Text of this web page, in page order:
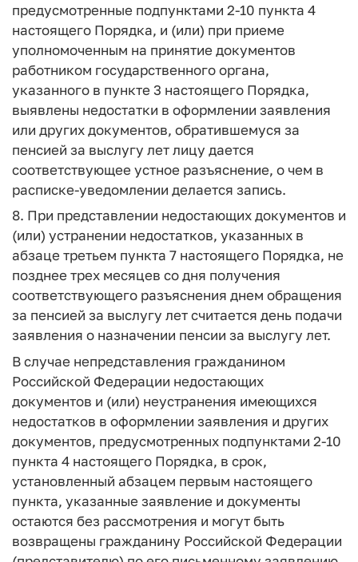
предусмотренные подпунктами 2-10 пункта 4
настоящего Порядка, и (или) при приеме
уполномоченным на принятие документов
работником государственного органа,
указанного в пункте 3 настоящего Порядка,
выявлены недостатки в оформлении заявления
или других документов, обратившемуся за
пенсией за выслугу лет лицу дается
соответствующее устное разъяснение, о чем в
расписке-уведомлении делается запись.
8. При представлении недостающих документов и
(или) устранении недостатков, указанных в
абзаце третьем пункта 7 настоящего Порядка, не
позднее трех месяцев со дня получения
соответствующего разъяснения днем обращения
за пенсией за выслугу лет считается день подачи
заявления о назначении пенсии за выслугу лет.
В случае непредставления гражданином
Российской Федерации недостающих
документов и (или) неустранения имеющихся
недостатков в оформлении заявления и других
документов, предусмотренных подпунктами 2-10
пункта 4 настоящего Порядка, в срок,
установленный абзацем первым настоящего
пункта, указанные заявление и документы
остаются без рассмотрения и могут быть
возвращены гражданину Российской Федерации